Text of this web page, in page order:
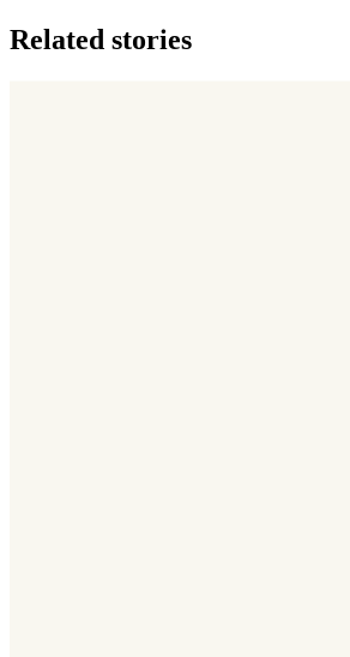
Related stories